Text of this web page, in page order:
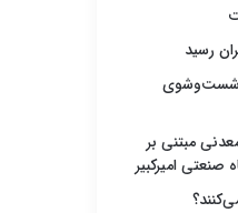
رسید
شست‌وشوی
مبتنی بر
امیرکبیر